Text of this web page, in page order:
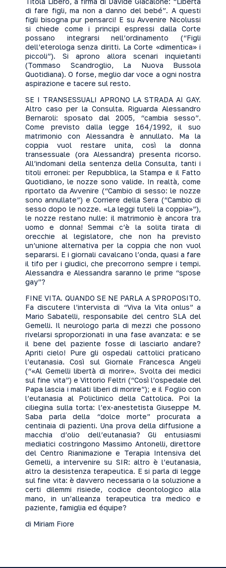
di fare figli, ma non a danno del bebé”. A questi
figli bisogna pur pensarci! E su Avvenire Nicolussi
si chiede come i principi espressi dalla Corte
possano integrarsi nell’ordinamento (“Figli
dell’eterologa senza diritti. La Corte «dimentica» i
piccoli”). Si aprono allora scenari inquietanti
(Tommaso Scandroglio, La Nuova Bussola
Quotidiana). O forse, meglio dar voce a ogni nostra
aspirazione e tacere sul resto.
SE I TRANSESSUALI APRONO LA STRADA AI GAY.
Altro caso per la Consulta. Riguarda Alessandro
Bernaroli: sposato dal 2005, “cambia sesso”.
Come previsto dalla legge 164/1992, il suo
matrimonio con Alessandra è annullato. Ma la
coppia vuol restare unita, così la donna
transessuale (ora Alessandra) presenta ricorso.
All’indomani della sentenza della Consulta, tanti i
titoli erronei: per Repubblica, la Stampa e il Fatto
Quotidiano, le nozze sono valide. In realtà, come
riportato da Avvenire (“Cambio di sesso: le nozze
sono annullate”) e Corriere della Sera (“Cambio di
sesso dopo le nozze. «La leggi tuteli la coppia»”),
le nozze restano nulle: il matrimonio è ancora tra
uomo e donna! Semmai c’è la solita tirata di
orecchie al legislatore, che non ha previsto
un’unione alternativa per la coppia che non vuol
separarsi. E i giornali cavalcano l’onda, quasi a fare
il tifo per i giudici, che precorrono sempre i tempi.
Alessandra e Alessandra saranno le prime “spose
gay”?
FINE VITA. QUANDO SE NE PARLA A SPROPOSITO.
Fa discutere l’intervista di “Viva la Vita onlus” a
Mario Sabatelli, responsabile del centro SLA del
Gemelli. Il neurologo parla di mezzi che possono
rivelarsi sproporzionati in una fase avanzata: e se
il bene del paziente fosse di lasciarlo andare?
Apriti cielo! Pure gli ospedali cattolici praticano
l’eutanasia. Così sul Giornale Francesca Angeli
(“«Al Gemelli libertà di morire». Svolta dei medici
sul fine vita”) e Vittorio Feltri (“Così l’ospedale del
Papa lascia i malati liberi di morire”); e il Foglio con
l’eutanasia al Policlinico della Cattolica. Poi la
ciliegina sulla torta: l’ex-anestetista Giuseppe M.
Saba parla della “dolce morte” procurata a
centinaia di pazienti. Una prova della diffusione a
macchia d’olio dell’eutanasia? Gli entusiasmi
mediatici costringono Massimo Antonelli, direttore
del Centro Rianimazione e Terapia Intensiva del
Gemelli, a intervenire su SIR: altro è l’eutanasia,
altro la desistenza terapeutica. E si parla di legge
sul fine vita: è davvero necessaria o la soluzione a
certi dilemmi risiede, codice deontologico alla
mano, in un’alleanza terapeutica tra medico e
paziente, famiglia ed équipe?
di Miriam Fiore